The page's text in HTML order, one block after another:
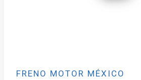
FRENO MOTOR MÉXICO